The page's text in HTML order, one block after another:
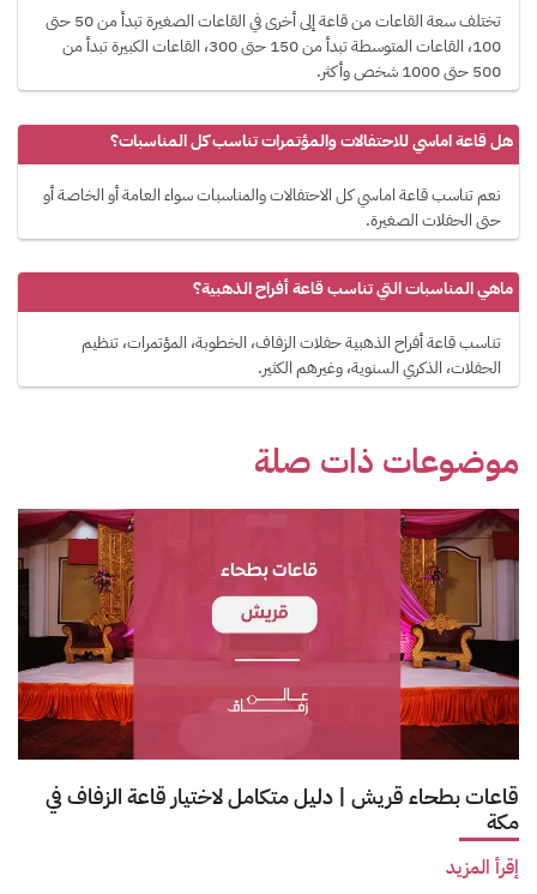
تختلف سعة القاعات من قاعة إلى أخرى في القاعات الصغيرة تبدأ من 50 حتى
100، القاعات المتوسطة تبدأ من 150 حتى 300، القاعات الكبيرة تبدأ من
500 حتى 1000 شخص وأكثر.
هل قاعة اماسي للاحتفالات والمؤتمرات تناسب كل المناسبات؟
نعم تناسب قاعة اماسي كل الاحتفالات والمناسبات سواء العامة أو الخاصة أو
حتى الحفلات الصغيرة.
ماهي المناسبات التي تناسب قاعة أفراح الذهبية؟
تناسب قاعة أفراح الذهبية حفلات الزفاف، الخطوبة، المؤتمرات، تنظيم
الحفلات، الذكري السنوية، وغيرهم الكثير.
موضوعات ذات صلة
قاعات بطحاء قريش | دليل متكامل لاختيار قاعة الزفاف في
مكة
إقرأ المزيد